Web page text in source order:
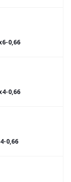
0,66
0,66
0,66